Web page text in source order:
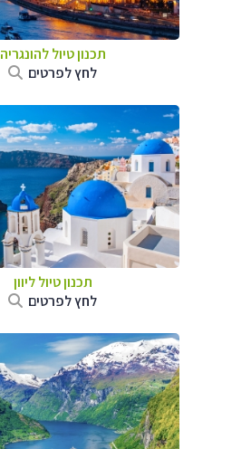
תכנון טיול להונגריה
לחץ לפרטים
תכנון טיול ליוון
לחץ לפרטים